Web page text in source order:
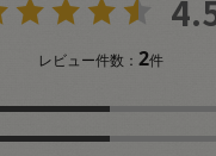
レビュー件数：2件